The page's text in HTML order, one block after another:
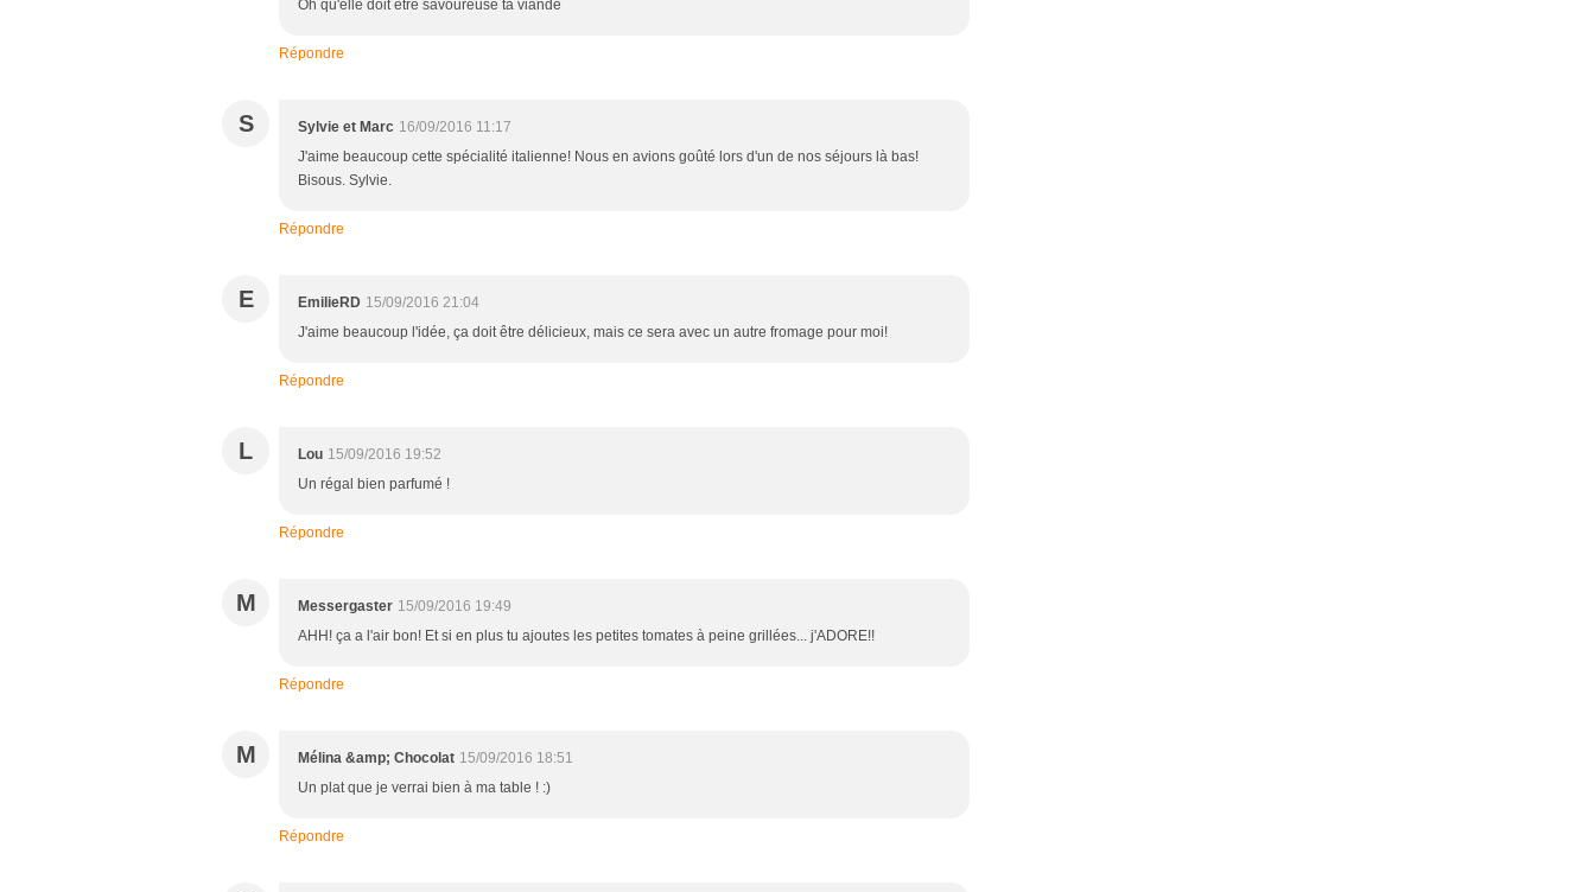
Oh qu'elle doit être savoureuse ta viande
Répondre
S Sylvie et Marc 16/09/2016 11:17
J'aime beaucoup cette spécialité italienne! Nous en avions goûté lors d'un de nos séjours là bas!
Bisous. Sylvie.
Répondre
E EmilieRD 15/09/2016 21:04
J'aime beaucoup l'idée, ça doit être délicieux, mais ce sera avec un autre fromage pour moi!
Répondre
L Lou 15/09/2016 19:52
Un régal bien parfumé !
Répondre
M Messergaster 15/09/2016 19:49
AHH! ça a l'air bon! Et si en plus tu ajoutes les petites tomates à peine grillées... j'ADORE!!
Répondre
M Mélina &amp; Chocolat 15/09/2016 18:51
Un plat que je verrai bien à ma table ! :)
Répondre